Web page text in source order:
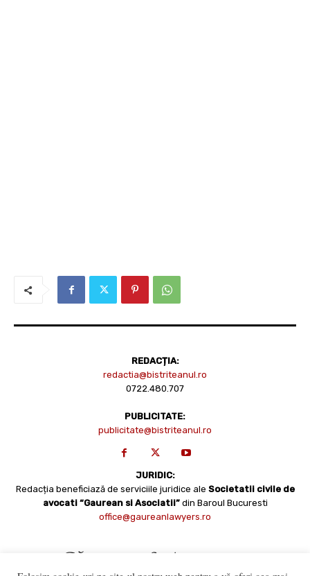
REDACȚIA:
redactia@bistriteanul.ro
0722.480.707
PUBLICITATE:
publicitate@bistriteanul.ro
JURIDIC:
Redacția beneficiază de serviciile juridice ale Societatii civile de
avocati “Gaurean si Asociatii” din Baroul Bucuresti
office@gaureanlawyers.ro